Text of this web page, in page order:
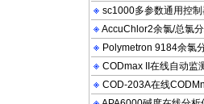
sc1000多参数通用控制
AccuChlor2余氯/总氯
Polymetron 9184余氯
CODmax II在线自动监
COD-203A在线